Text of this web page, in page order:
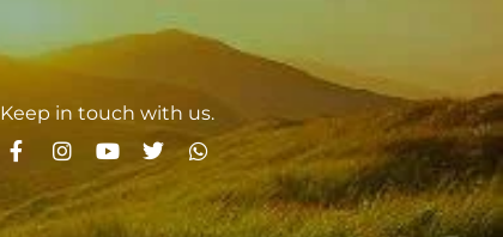
Keep in touch with us.